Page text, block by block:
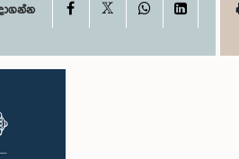
Facebook WhatsAppLinkedIn